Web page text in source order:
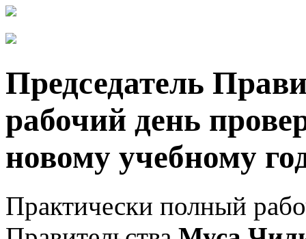
Председатель
рабочий день
новому учебному
Практически полный